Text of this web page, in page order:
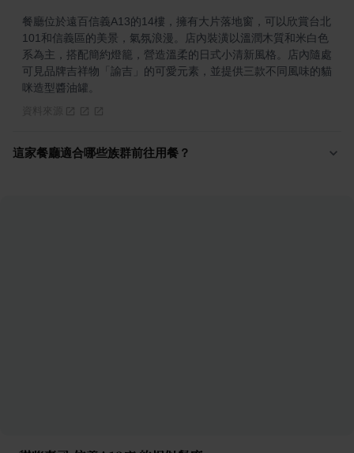
餐廳位於遠百信義A13的14樓，擁有大片落地窗，可以欣賞台北
101和信義區的美景，氣氛浪漫。店內裝潢以溫潤木質和米白色
系為主，搭配簡約燈籠，營造溫柔的日式小清新風格。店內隨處
可見品牌吉祥物「諭吉」的可愛元素，並提供三款不同風味的貓
咪造型醬油罐。
這家餐廳適合哪些族群前往用餐？